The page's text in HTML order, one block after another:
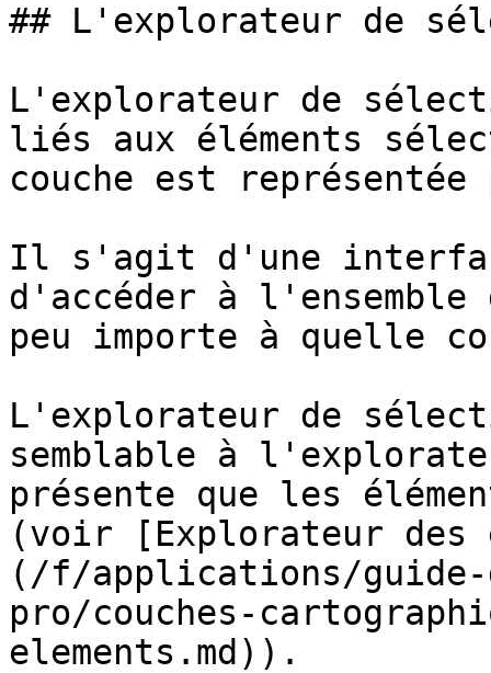
## L'explorateur de
L'explorateur de
liés aux éléments
couche est
Il s'agit d'une
d'accéder à l'ensemble
peu importe à quelle
L'explorateur de
semblable à
présente que les
(voir [Explorateur des
(/f/applications/
pro/couches-
elements.md)).